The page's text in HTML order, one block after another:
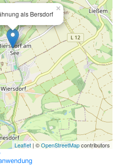
als Bersdorf
×
Leaflet | ©OpenStreetMapcontributors